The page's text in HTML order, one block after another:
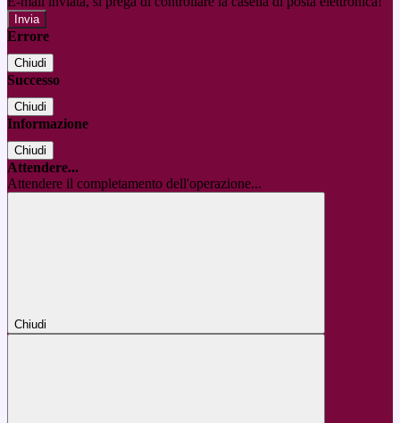
Errore
Chiudi
Successo
Chiudi
Informazione
Chiudi
Attendere...
Attendere il completamento dell'operazione...
Chiudi